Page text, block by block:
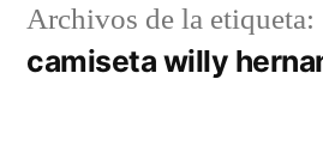
Archivos de la etiqueta:
camiseta willy